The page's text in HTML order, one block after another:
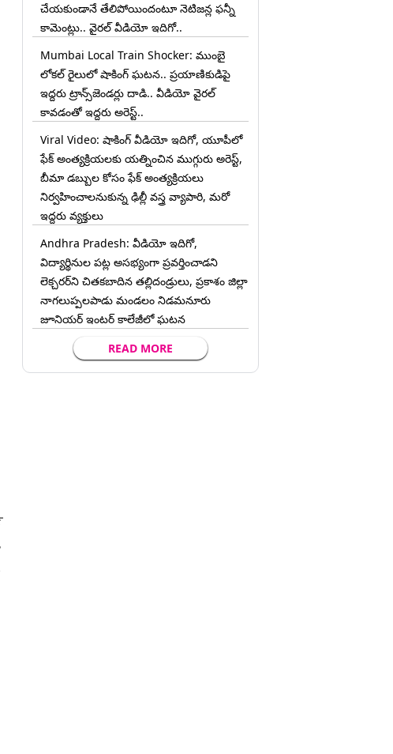
చేయకుండానే తేలిపోయిందంటూ నెటిజన్ల ఫన్నీ
కామెంట్లు.. వైరల్ వీడియో ఇదిగో..
Mumbai Local Train Shocker: ముంబై
లోకల్ రైలులో షాకింగ్ ఘటన.. ప్రయాణికుడిపై
ఇద్దరు ట్రాన్స్‌జెండర్లు దాడి.. వీడియో వైరల్
కావడంతో ఇద్దరు అరెస్ట్..
Viral Video: షాకింగ్ వీడియో ఇదిగో, యూపీలో
ఫేక్ అంత్యక్రియలకు యత్నించిన ముగ్గురు అరెస్ట్,
బీమా డబ్బుల కోసం ఫేక్ అంత్యక్రియలు
నిర్వహించాలనుకున్న ఢిల్లీ వస్త్ర వ్యాపారి, మరో
ఇద్దరు వ్యక్తులు
Andhra Pradesh: వీడియో ఇదిగో,
విద్యార్థినుల పట్ల అసభ్యంగా ప్రవర్తించాడని
లెక్చ‌ర‌ర్‌ని చిత‌క‌బాదిన త‌ల్లిదండ్రులు, ప్రకాశం జిల్లా
నాగలుప్పలపాడు మండలం నిడమనూరు
జూనియర్ ఇంటర్ కాలేజీలో ఘటన
READ MORE